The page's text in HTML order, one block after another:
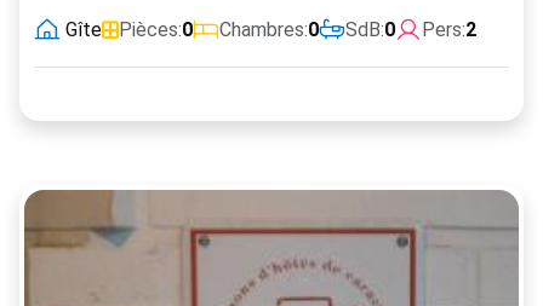
Gîte Pièces:0 Chambres:0 SdB:0 Pers:2